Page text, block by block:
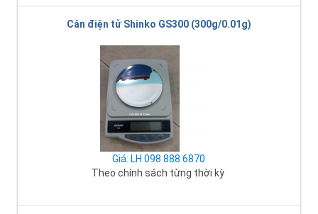
Cân điện tử Shinko GS300 (300g/0.01g)
Giá: LH 098 888 6870
Theo chính sách từng thời kỳ